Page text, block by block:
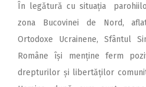
În legătură cu situația
zona Bucovinei de Nord,
Ortodoxe Ucrainene, Sfântul
Române își menține ferm
drepturilor și libertăților